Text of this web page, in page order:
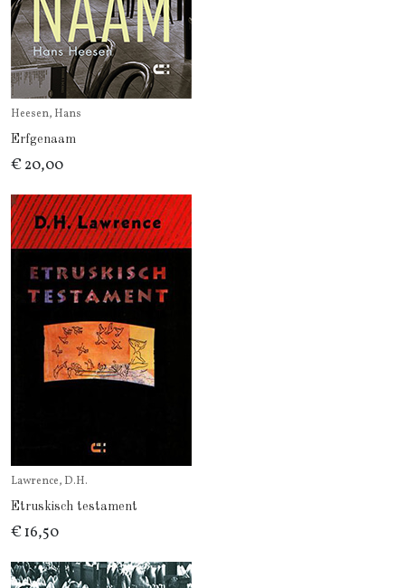
Heesen, Hans
Erfgenaam
€ 20,00
Lawrence, D.H.
Etruskisch testament
€ 16,50